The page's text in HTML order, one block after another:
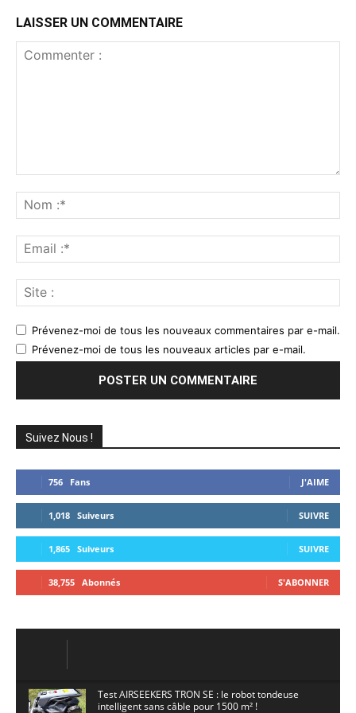
LAISSER UN COMMENTAIRE
:*
:*
:
Prévenez-moi de tous les nouveaux commentaires par e-mail.
Prévenez-moi de tous les nouveaux articles par e-mail.
Suivez Nous !
756 Fans J'AIME
1,018 Suiveurs SUIVRE
1,865 Suiveurs SUIVRE
38,755 Abonnés S'ABONNER
Test AIRSEEKERS TRON SE : le robot tondeuse
intelligent sans câble pour 1500 m² !